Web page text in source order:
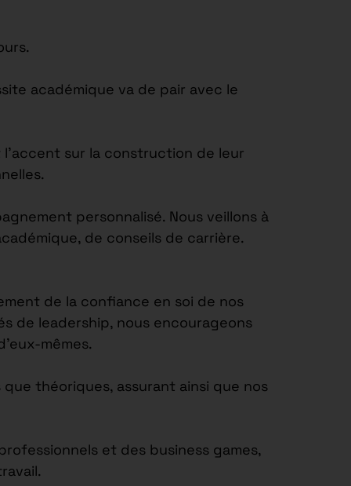
académique va de pair avec le
sur la construction de leur
personnalisé. Nous veillons à
de conseils de carrière.
de la confiance en soi de nos
de leadership, nous encourageons
mêmes.
théoriques, assurant ainsi que nos
et des business games,